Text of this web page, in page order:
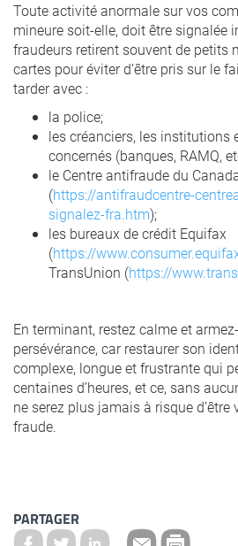
Toute activité anormale sur vos
mineure soit-elle, doit être signalée
fraudeurs retirent souvent de petits
cartes pour éviter d’être pris sur le
tarder avec :
la police;
les créanciers, les institutions
concernés (banques, RAMQ,
le Centre antifraude du
(https://antifraudcentre-
signalez-fra.htm);
les bureaux de crédit Equifax
(https://
TransUnion (https://
En terminant, restez calme et
persévérance, car restaurer son
complexe, longue et frustrante qui
centaines d’heures, et ce, sans
ne serez plus jamais à risque d’être
fraude.
PARTAGER